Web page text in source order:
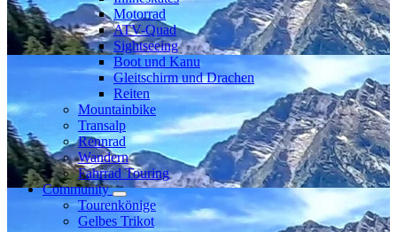
Motorrad
ATV-Quad
Sightseeing
Boot und Kanu
Gleitschirm und Drachen
Reiten
Mountainbike
Transalp
Rennrad
Wandern
Fahrrad Touring
Community
Tourenkönige
Gelbes Trikot